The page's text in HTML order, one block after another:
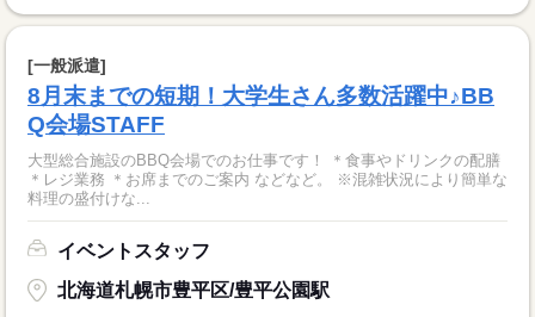
[一般派遣]
8月末までの短期！大学生さん多数活躍中♪BB
Q会場STAFF
大型総合施設のBBQ会場でのお仕事です！ ＊食事やドリンクの配膳
＊レジ業務 ＊お席までのご案内 などなど。 ※混雑状況により簡単な
料理の盛付けな...
イベントスタッフ
北海道札幌市豊平区/豊平公園駅